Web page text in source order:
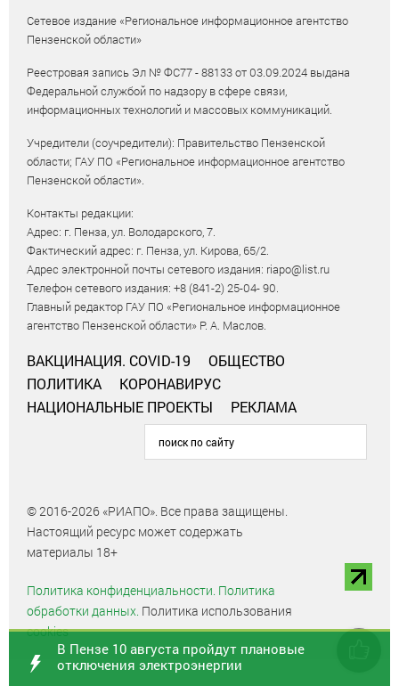
Сетевое издание «Региональное информационное агентство
Пензенской области»
Реестровая запись Эл № ФС77 - 88133 от 03.09.2024 выдана
Федеральной службой по надзору в сфере связи,
информационных технологий и массовых коммуникаций.
Учредители (соучредители): Правительство Пензенской
области; ГАУ ПО «Региональное информационное агентство
Пензенской области».
Контакты редакции:
Адрес: г. Пенза, ул. Володарского, 7.
Фактический адрес: г. Пенза, ул. Кирова, 65/2.
Адрес электронной почты сетевого издания: riapo@list.ru
Телефон сетевого издания: +8 (841-2) 25-04- 90.
Главный редактор ГАУ ПО «Региональное информационное
агентство Пензенской области» Р. А. Маслов.
ВАКЦИНАЦИЯ. COVID-19
ОБЩЕСТВО
ПОЛИТИКА
КОРОНАВИРУС
НАЦИОНАЛЬНЫЕ ПРОЕКТЫ
РЕКЛАМА
© 2016-2026 «РИАПО». Все права защищены.
Настоящий ресурс может содержать
материалы 18+
Политика конфиденциальности. Политика
обработки данных. Политика использования
cookies
В Пензе 10 августа пройдут плановые
отключения электроэнергии